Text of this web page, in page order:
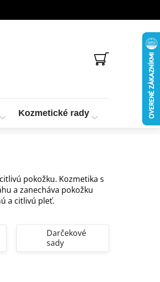
NÁKUPNÝ
KOŠÍK
Kozmetické rady Vzorky a
pokožku. Kozmetika s
a zanecháva pokožku
a citlivú pleť.
Darčekové
sady